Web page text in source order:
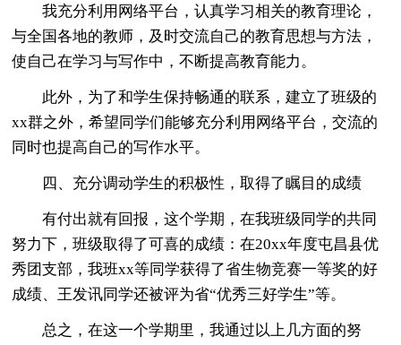
我充分利用网络平台，认真学习相关的教育理论，
与全国各地的教师，及时交流自己的教育思想与方法，
使自己在学习与写作中，不断提高教育能力。
此外，为了和学生保持畅通的联系，建立了班级的
xx群之外，希望同学们能够充分利用网络平台，交流的
同时也提高自己的写作水平。
四、充分调动学生的积极性，取得了瞩目的成绩
有付出就有回报，这个学期，在我班级同学的共同
努力下，班级取得了可喜的成绩：在20xx年度屯昌县优
秀团支部，我班xx等同学获得了省生物竞赛一等奖的好
成绩、王发讯同学还被评为省“优秀三好学生”等。
总之，在这一个学期里，我通过以上几方面的努